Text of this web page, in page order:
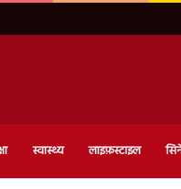
स्वास्थ्य लाइफ़स्टाइल